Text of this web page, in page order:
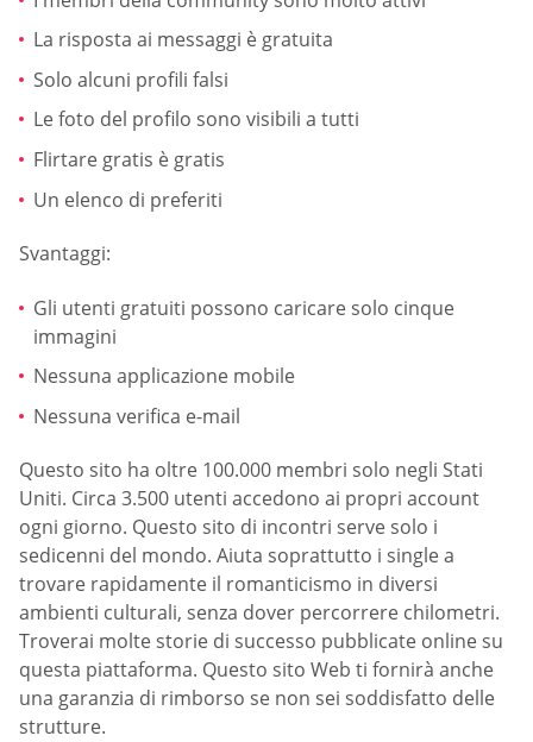
La risposta ai messaggi è gratuita
Solo alcuni profili falsi
Le foto del profilo sono visibili a tutti
Flirtare gratis è gratis
Un elenco di preferiti
Svantaggi:
Gli utenti gratuiti possono caricare solo cinque
immagini
Nessuna applicazione mobile
Nessuna verifica e-mail
Questo sito ha oltre 100.000 membri solo negli Stati
Uniti. Circa 3.500 utenti accedono ai propri account
ogni giorno. Questo sito di incontri serve solo i
sedicenni del mondo. Aiuta soprattutto i single a
trovare rapidamente il romanticismo in diversi
ambienti culturali, senza dover percorrere chilometri.
Troverai molte storie di successo pubblicate online su
questa piattaforma. Questo sito Web ti fornirà anche
una garanzia di rimborso se non sei soddisfatto delle
strutture.